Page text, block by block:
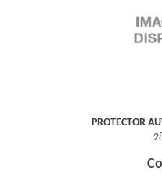
PROTECTOR